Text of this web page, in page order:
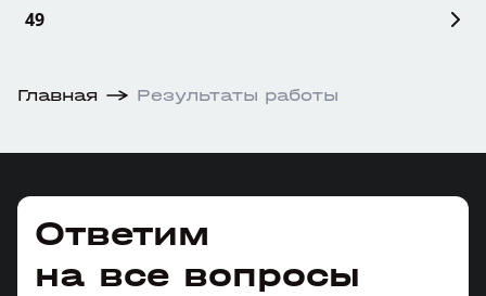
49
Главная Результаты работы
Ответим
на все вопросы